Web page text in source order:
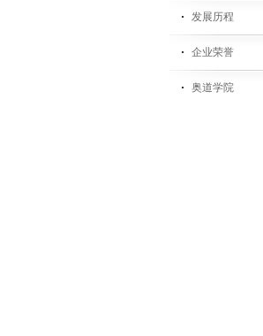
发展历程
企业荣誉
奥道学院